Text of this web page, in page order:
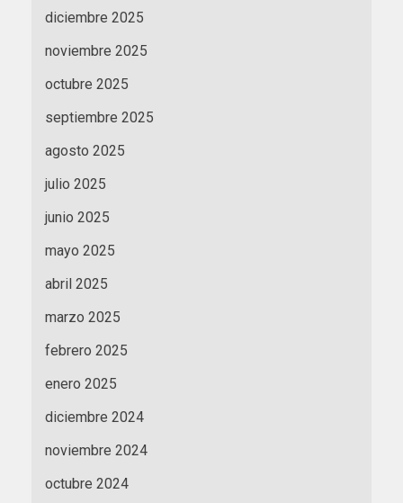
diciembre 2025
noviembre 2025
octubre 2025
septiembre 2025
agosto 2025
julio 2025
junio 2025
mayo 2025
abril 2025
marzo 2025
febrero 2025
enero 2025
diciembre 2024
noviembre 2024
octubre 2024